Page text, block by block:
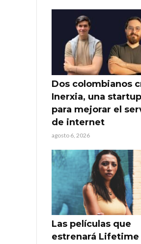
Dos colombianos
Inerxia, una
para mejorar el
de internet
agosto 6, 2026
Las películas que
estrenará Lifetime